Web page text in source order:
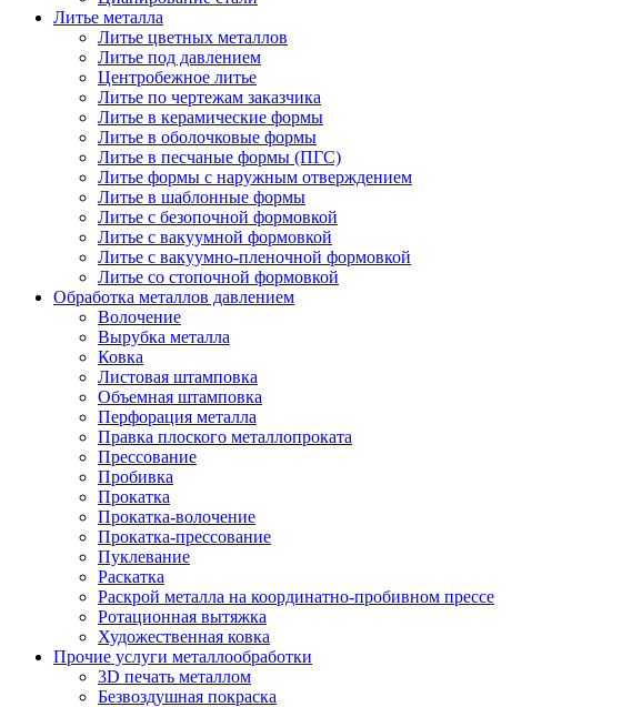
Литье металла
Литье цветных металлов
Литье под давлением
Центробежное литье
Литье по чертежам заказчика
Литье в керамические формы
Литье в оболочковые формы
Литье в песчаные формы (ПГС)
Литье формы с наружным отверждением
Литье в шаблонные формы
Литье с безопочной формовкой
Литье с вакуумной формовкой
Литье с вакуумно-пленочной формовкой
Литье со стопочной формовкой
Обработка металлов давлением
Волочение
Вырубка металла
Ковка
Листовая штамповка
Объемная штамповка
Перфорация металла
Правка плоского металлопроката
Прессование
Пробивка
Прокатка
Прокатка-волочение
Прокатка-прессование
Пуклевание
Раскатка
Раскрой металла на координатно-пробивном прессе
Ротационная вытяжка
Художественная ковка
Прочие услуги металлообработки
3D печать металлом
Безвоздушная покраска